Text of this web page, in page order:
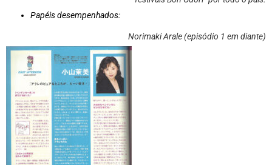
Papéis desempenhados:
Norimaki Arale (episódio 1 em diante)